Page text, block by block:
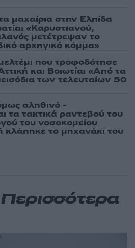
μαχαίρια στην Ελπίδα
«Καρυστιανού,
μετέτρεψαν το
αρχηγικό κόμμα»
που τροφοδότησε
και Βοιωτία: «Από τα
των τελευταίων 50
αληθινό -
τα τακτικά ραντεβού του
του νοσοκομείου
κλάπηκε το μηχανάκι του